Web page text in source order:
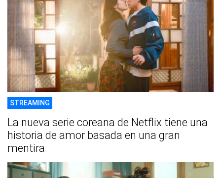
STREAMING
La nueva serie coreana de Netflix tiene una
historia de amor basada en una gran
mentira